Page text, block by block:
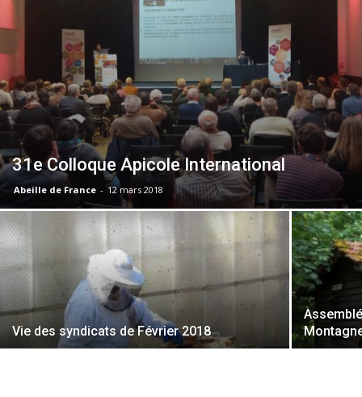
31e Colloque Apicole International
Abeille de France - 12 mars 2018
Vie des syndicats de Février 2018